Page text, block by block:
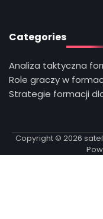
Categories
Analiza taktyczna
Role graczy w
Strategie formacji
Copyright © 2026